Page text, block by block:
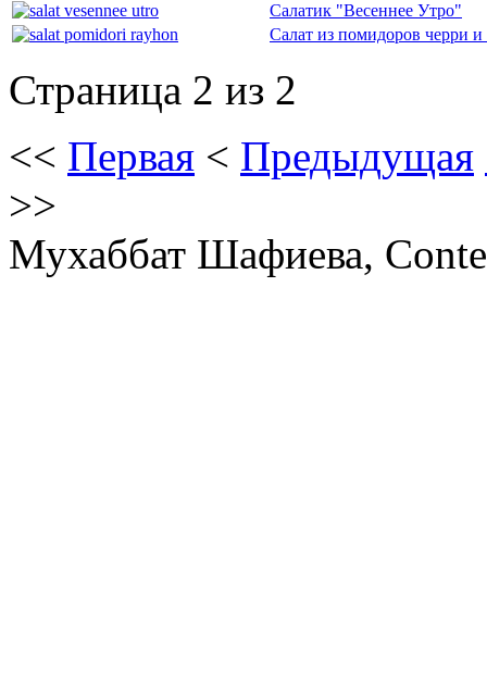
Салатик "Весеннее Утро"
Салат из помидоров черри и
Страница 2 из 2
<< Первая < Предыдущая
>>
Мухаббат Шафиева,